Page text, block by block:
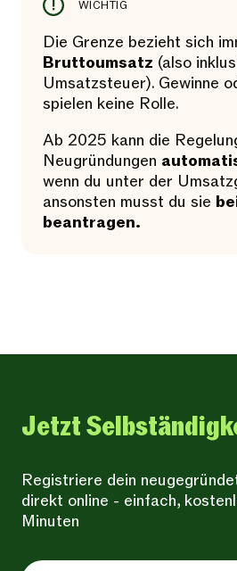
WICHTIG
Die Grenze bezieht sich
Bruttoumsatz (also
Umsatzsteuer). Gewinne
spielen keine Rolle.
Ab 2025 kann die
Neugründungen
wenn du unter der
ansonsten musst du sie
beantragen.
Jetzt
Registriere dein
direkt online - einfach,
Minuten